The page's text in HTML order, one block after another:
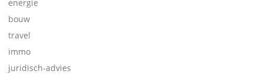
energie
bouw
travel
immo
juridisch-advies